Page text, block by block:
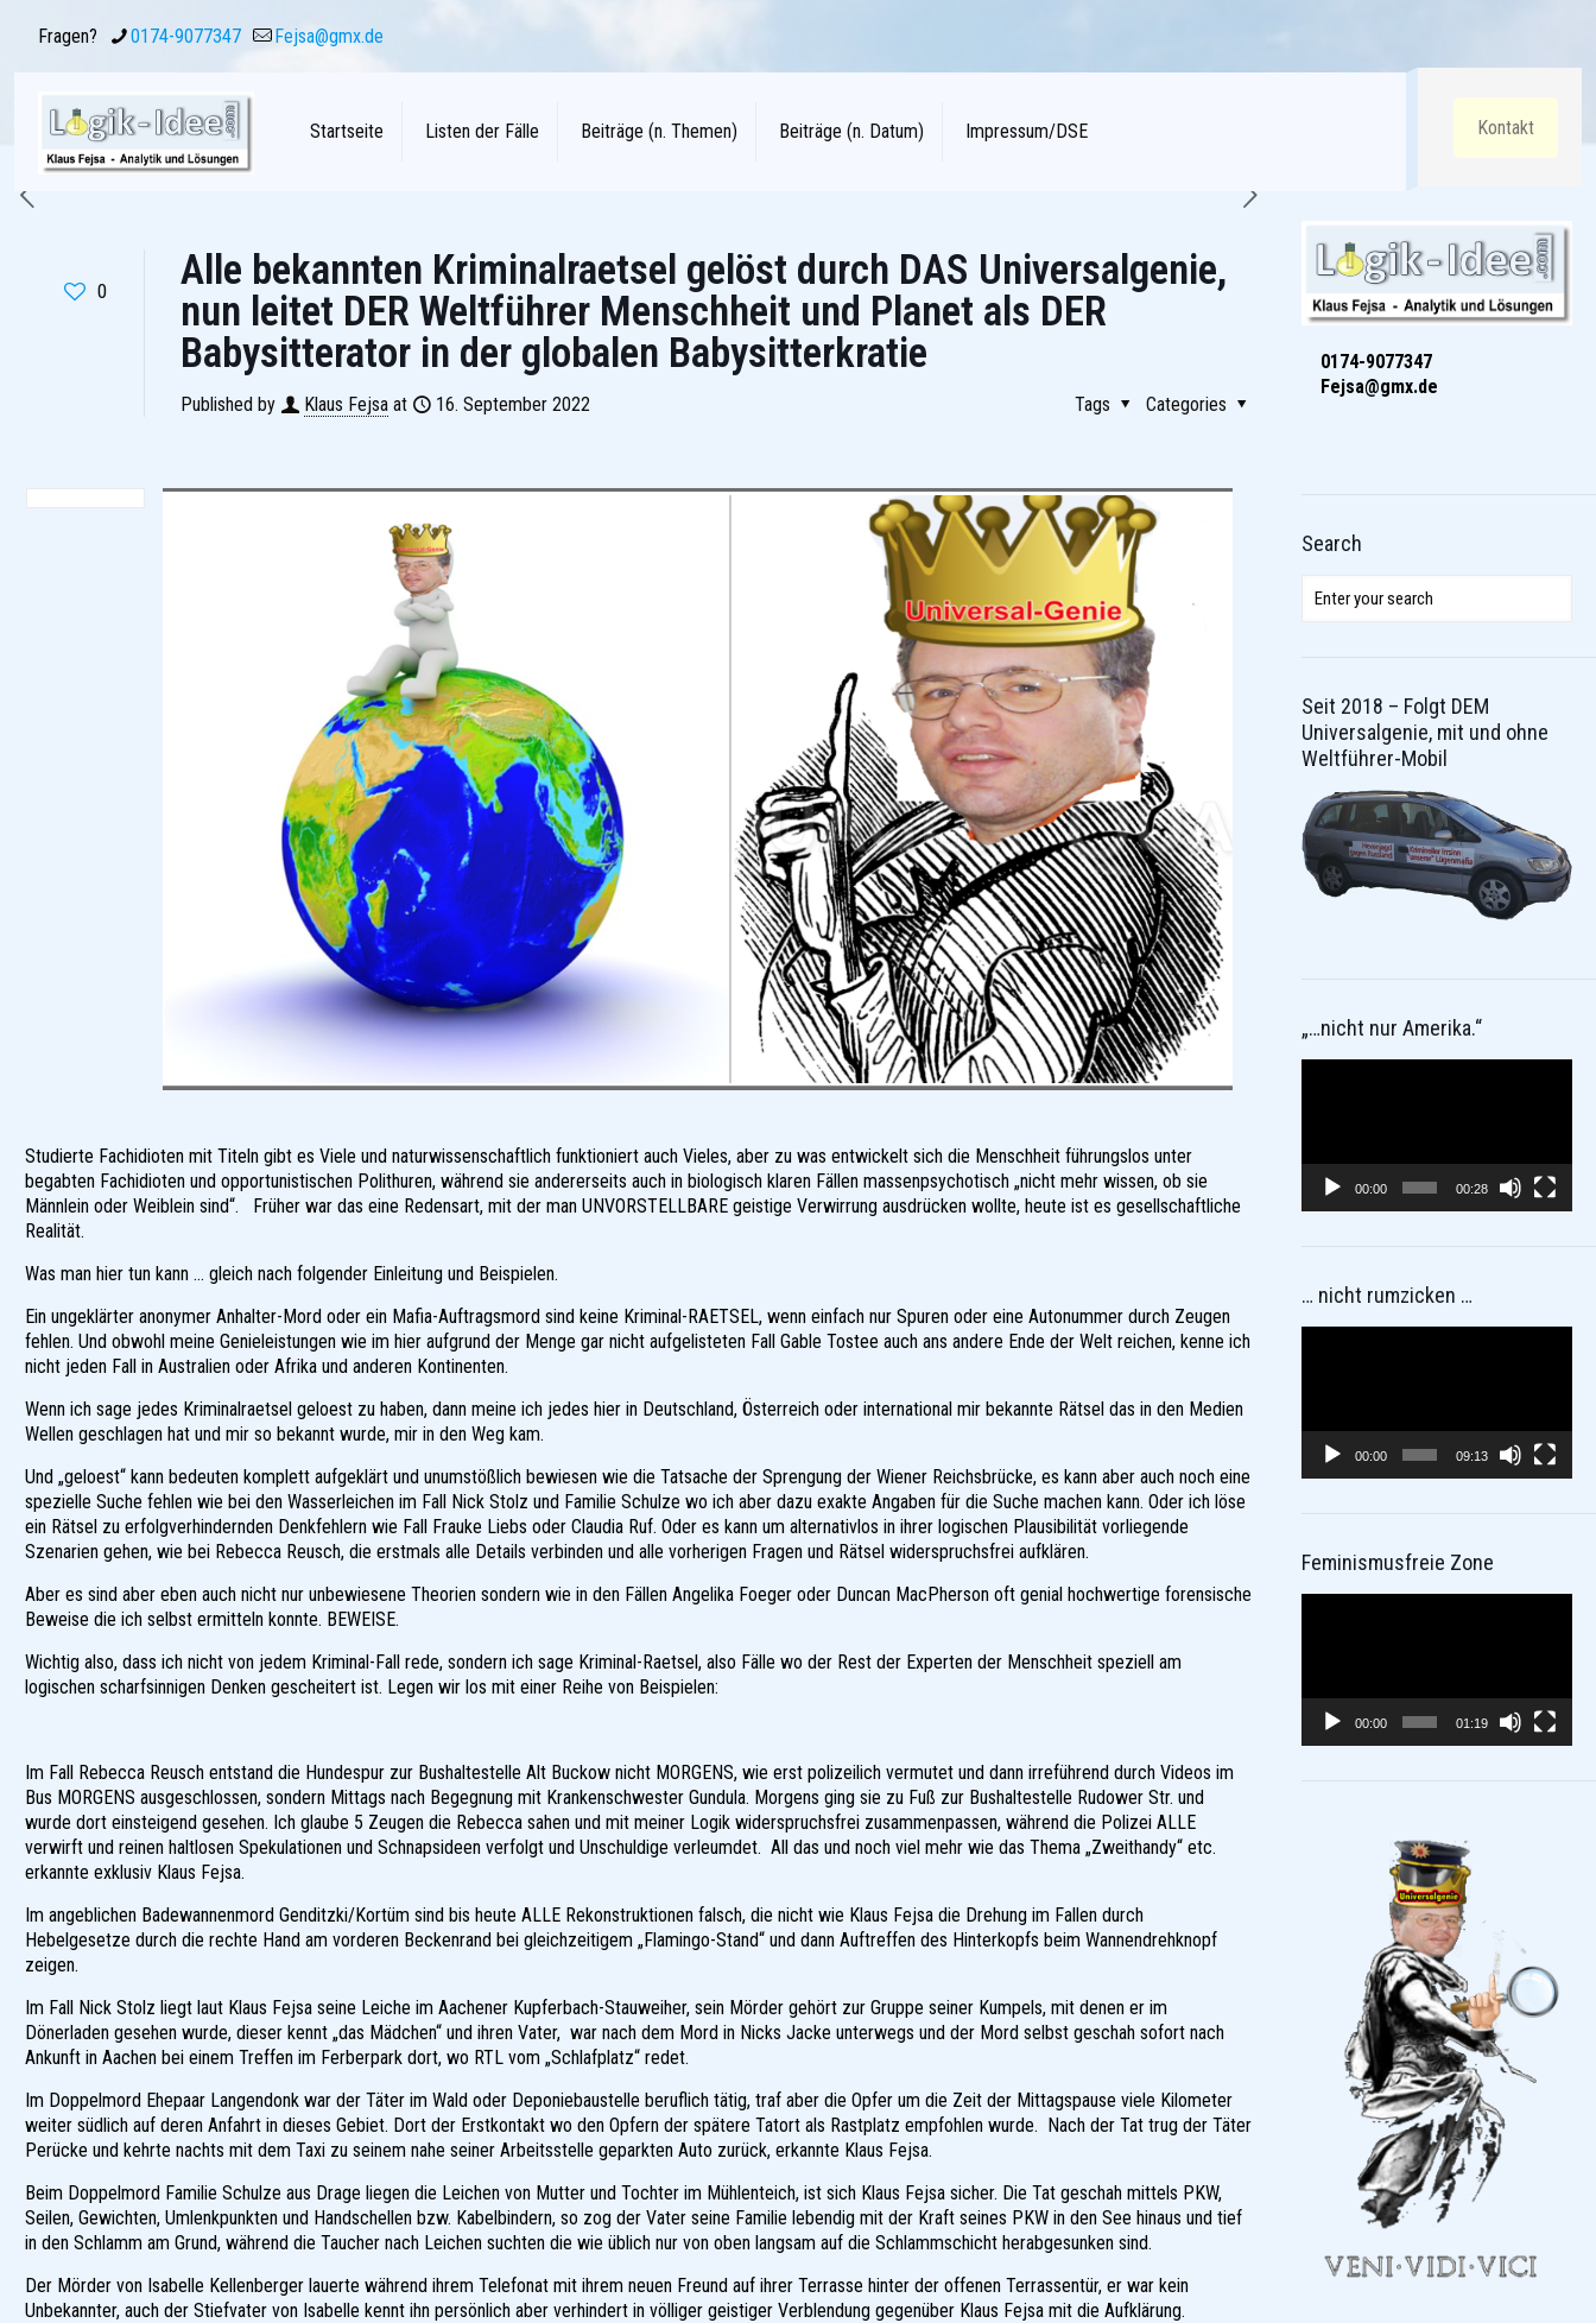
Fragen? 0174-9077347 Fejsa@gmx.de
Startseite Listen der Fälle Beiträge (n. Themen) Beiträge (n. Datum) Impressum/DSE Kontakt
0
Alle bekannten Kriminalraetsel gelöst durch DAS Universalgenie,
nun leitet DER Weltführer Menschheit und Planet als DER
Babysitterator in der globalen Babysitterkratie
Published by Klaus Fejsa at 16. September 2022 Categories
Tags
Studierte Fachidioten mit Titeln gibt es Viele und naturwissenschaftlich funktioniert auch Vieles, aber zu was entwickelt sich die Menschheit führungslos unter
begabten Fachidioten und opportunistischen Polithuren, während sie andererseits auch in biologisch klaren Fällen massenpsychotisch „nicht mehr wissen, ob sie
Männlein oder Weiblein sind“. Früher war das eine Redensart, mit der man UNVORSTELLBARE geistige Verwirrung ausdrücken wollte, heute ist es gesellschaftliche
Realität.
Was man hier tun kann … gleich nach folgender Einleitung und Beispielen.
Ein ungeklärter anonymer Anhalter-Mord oder ein Mafia-Auftragsmord sind keine Kriminal-RAETSEL, wenn einfach nur Spuren oder eine Autonummer durch Zeugen
fehlen. Und obwohl meine Genieleistungen wie im hier aufgrund der Menge gar nicht aufgelisteten Fall Gable Tostee auch ans andere Ende der Welt reichen, kenne ich
nicht jeden Fall in Australien oder Afrika und anderen Kontinenten.
Wenn ich sage jedes Kriminalraetsel geloest zu haben, dann meine ich jedes hier in Deutschland, Österreich oder international mir bekannte Rätsel das in den Medien
Wellen geschlagen hat und mir so bekannt wurde, mir in den Weg kam.
Und „geloest“ kann bedeuten komplett aufgeklärt und unumstößlich bewiesen wie die Tatsache der Sprengung der Wiener Reichsbrücke, es kann aber auch noch eine
spezielle Suche fehlen wie bei den Wasserleichen im Fall Nick Stolz und Familie Schulze wo ich aber dazu exakte Angaben für die Suche machen kann. Oder ich löse
ein Rätsel zu erfolgverhindernden Denkfehlern wie Fall Frauke Liebs oder Claudia Ruf. Oder es kann um alternativlos in ihrer logischen Plausibilität vorliegende
Szenarien gehen, wie bei Rebecca Reusch, die erstmals alle Details verbinden und alle vorherigen Fragen und Rätsel widerspruchsfrei aufklären.
Aber es sind aber eben auch nicht nur unbewiesene Theorien sondern wie in den Fällen Angelika Foeger oder Duncan MacPherson oft genial hochwertige forensische
Beweise die ich selbst ermitteln konnte. BEWEISE.
Wichtig also, dass ich nicht von jedem Kriminal-Fall rede, sondern ich sage Kriminal-Raetsel, also Fälle wo der Rest der Experten der Menschheit speziell am
logischen scharfsinnigen Denken gescheitert ist. Legen wir los mit einer Reihe von Beispielen:
Im Fall Rebecca Reusch entstand die Hundespur zur Bushaltestelle Alt Buckow nicht MORGENS, wie erst polizeilich vermutet und dann irreführend durch Videos im
Bus MORGENS ausgeschlossen, sondern Mittags nach Begegnung mit Krankenschwester Gundula. Morgens ging sie zu Fuß zur Bushaltestelle Rudower Str. und
wurde dort einsteigend gesehen. Ich glaube 5 Zeugen die Rebecca sahen und mit meiner Logik widerspruchsfrei zusammenpassen, während die Polizei ALLE
verwirft und reinen haltlosen Spekulationen und Schnapsideen verfolgt und Unschuldige verleumdet. All das und noch viel mehr wie das Thema „Zweithandy“ etc.
erkannte exklusiv Klaus Fejsa.
Im angeblichen Badewannenmord Genditzki/Kortüm sind bis heute ALLE Rekonstruktionen falsch, die nicht wie Klaus Fejsa die Drehung im Fallen durch
Hebelgesetze durch die rechte Hand am vorderen Beckenrand bei gleichzeitigem „Flamingo-Stand“ und dann Auftreffen des Hinterkopfs beim Wannendrehknopf
zeigen.
Im Fall Nick Stolz liegt laut Klaus Fejsa seine Leiche im Aachener Kupferbach-Stauweiher, sein Mörder gehört zur Gruppe seiner Kumpels, mit denen er im
Dönerladen gesehen wurde, dieser kennt „das Mädchen“ und ihren Vater, war nach dem Mord in Nicks Jacke unterwegs und der Mord selbst geschah sofort nach
Ankunft in Aachen bei einem Treffen im Ferberpark dort, wo RTL vom „Schlafplatz“ redet.
Im Doppelmord Ehepaar Langendonk war der Täter im Wald oder Deponiebaustelle beruflich tätig, traf aber die Opfer um die Zeit der Mittagspause viele Kilometer
weiter südlich auf deren Anfahrt in dieses Gebiet. Dort der Erstkontakt wo den Opfern der spätere Tatort als Rastplatz empfohlen wurde. Nach der Tat trug der Täter
Perücke und kehrte nachts mit dem Taxi zu seinem nahe seiner Arbeitsstelle geparkten Auto zurück, erkannte Klaus Fejsa.
Beim Doppelmord Familie Schulze aus Drage liegen die Leichen von Mutter und Tochter im Mühlenteich, ist sich Klaus Fejsa sicher. Die Tat geschah mittels PKW,
Seilen, Gewichten, Umlenkpunkten und Handschellen bzw. Kabelbindern, so zog der Vater seine Familie lebendig mit der Kraft seines PKW in den See hinaus und tief
in den Schlamm am Grund, während die Taucher nach Leichen suchten die wie üblich nur von oben langsam auf die Schlammschicht herabgesunken sind.
Der Mörder von Isabelle Kellenberger lauerte während ihrem Telefonat mit ihrem neuen Freund auf ihrer Terrasse hinter der offenen Terrassentür, er war kein
Unbekannter, auch der Stiefvater von Isabelle kennt ihn persönlich aber verhindert in völliger geistiger Verblendung gegenüber Klaus Fejsa mit die Aufklärung.
0174-9077347
Fejsa@gmx.de
Search
Seit 2018 – Folgt DEM
Universalgenie, mit und ohne
Weltführer-Mobil
„…nicht nur Amerika.“
00:00 00:28
… nicht rumzicken …
00:00 09:13
Feminismusfreie Zone
00:00 01:19